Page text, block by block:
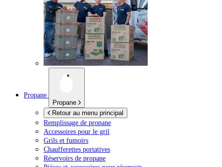
Propane
Propane
Retour au menu principal
Remplissage de propane
Accessoires pour le gril
Grils et fumoirs
Chaufferettes portatives
Réservoirs de propane